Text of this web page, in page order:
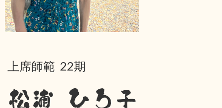
上席師範 22期
松浦 ひろ子